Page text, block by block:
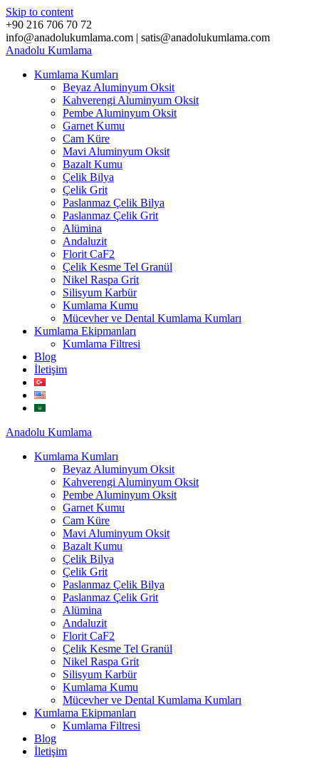
Skip to content
+90 216 706 70 72
info@anadolukumlama.com | satis@anadolukumlama.com
Anadolu Kumlama
Kumlama Kumları
Beyaz Aluminyum Oksit
Kahverengi Aluminyum Oksit
Pembe Aluminyum Oksit
Garnet Kumu
Cam Küre
Mavi Aluminyum Oksit
Bazalt Kumu
Çelik Bilya
Çelik Grit
Paslanmaz Çelik Bilya
Paslanmaz Çelik Grit
Alümina
Andaluzit
Florit CaF2
Çelik Kesme Tel Granül
Nikel Raspa Grit
Silisyum Karbür
Kumlama Kumu
Mücevher ve Dental Kumlama Kumları
Kumlama Ekipmanları
Kumlama Filtresi
Blog
İletişim
Anadolu Kumlama
Kumlama Kumları
Beyaz Aluminyum Oksit
Kahverengi Aluminyum Oksit
Pembe Aluminyum Oksit
Garnet Kumu
Cam Küre
Mavi Aluminyum Oksit
Bazalt Kumu
Çelik Bilya
Çelik Grit
Paslanmaz Çelik Bilya
Paslanmaz Çelik Grit
Alümina
Andaluzit
Florit CaF2
Çelik Kesme Tel Granül
Nikel Raspa Grit
Silisyum Karbür
Kumlama Kumu
Mücevher ve Dental Kumlama Kumları
Kumlama Ekipmanları
Kumlama Filtresi
Blog
İletişim